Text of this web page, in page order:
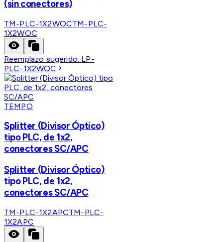
(sin conectores)
TM-PLC-1X2WOCTM-PLC-
1X2WOC
Reemplazo sugerido: LP-
PLC-1X2WOC
TEMPO
Splitter (Divisor Óptico)
tipo PLC, de 1x2,
conectores SC/APC
Splitter (Divisor Óptico)
tipo PLC, de 1x2,
conectores SC/APC
TM-PLC-1X2APCTM-PLC-
1X2APC